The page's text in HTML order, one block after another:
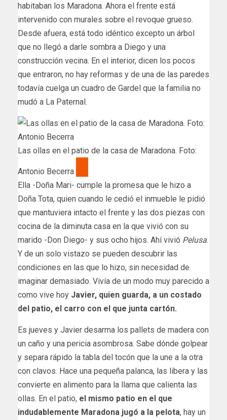
habitaban los Maradona. Ahora el frente está
intervenido con murales sobre el revoque grueso.
Desde afuera, está todo idéntico excepto un árbol
que no llegó a darle sombra a Diego y una
construcción vecina. En el interior, dicen los pocos
que entraron, no hay reformas y de una de las paredes
todavía cuelga un cuadro de Gardel que la familia no
mudó a La Paternal.
Las ollas en el patio de la casa de Maradona. Foto:
Antonio Becerra
Ella -Doña Mari- cumple la promesa que le hizo a
Doña Tota, quien cuando le cedió el inmueble le pidió
que mantuviera intacto el frente y las dos piezas con
cocina de la diminuta casa en la que vivió con su
marido -Don Diego- y sus ocho hijos. Ahí vivió Pelusa.
Y de un solo vistazo se pueden descubrir las
condiciones en las que lo hizo, sin necesidad de
imaginar demasiado. Vivía de un modo muy parecido a
como vive hoy Javier, quien guarda, a un costado
del patio, el carro con el que junta cartón.
Es jueves y Javier desarma los pallets de madera con
un caño y una pericia asombrosa. Sabe dónde golpear
y separa rápido la tabla del tocón que la une a la otra
con clavos. Hace una pequeña palanca, las libera y las
convierte en alimento para la llama que calienta las
ollas. En el patio, el mismo patio en el que
indudablemente Maradona jugó a la pelota, hay un